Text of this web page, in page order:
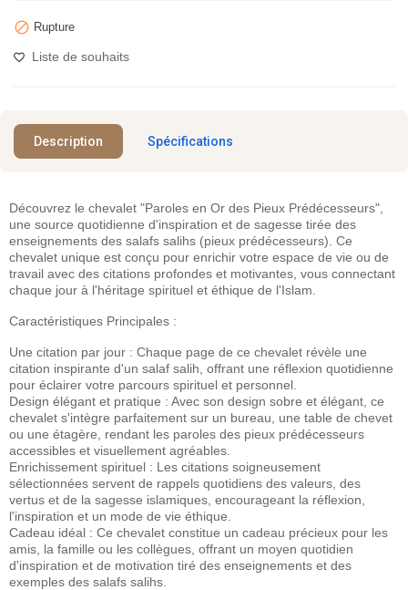
 Rupture
Liste de souhaits
Description Spécifications
Découvrez le chevalet "Paroles en Or des Pieux Prédécesseurs",
une source quotidienne d'inspiration et de sagesse tirée des
enseignements des salafs salihs (pieux prédécesseurs). Ce
chevalet unique est conçu pour enrichir votre espace de vie ou de
travail avec des citations profondes et motivantes, vous connectant
chaque jour à l'héritage spirituel et éthique de l'Islam.
Caractéristiques Principales :
Une citation par jour : Chaque page de ce chevalet révèle une
citation inspirante d'un salaf salih, offrant une réflexion quotidienne
pour éclairer votre parcours spirituel et personnel.
Design élégant et pratique : Avec son design sobre et élégant, ce
chevalet s'intègre parfaitement sur un bureau, une table de chevet
ou une étagère, rendant les paroles des pieux prédécesseurs
accessibles et visuellement agréables.
Enrichissement spirituel : Les citations soigneusement
sélectionnées servent de rappels quotidiens des valeurs, des
vertus et de la sagesse islamiques, encourageant la réflexion,
l'inspiration et un mode de vie éthique.
Cadeau idéal : Ce chevalet constitue un cadeau précieux pour les
amis, la famille ou les collègues, offrant un moyen quotidien
d'inspiration et de motivation tiré des enseignements et des
exemples des salafs salihs.